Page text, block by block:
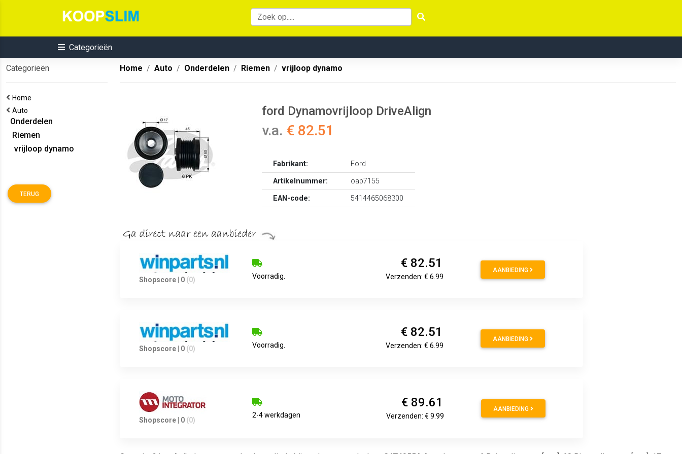
Categorieën
Categorieën
Home
Auto
Onderdelen
Riemen
vrijloop dynamo
TERUG
Home Auto Onderdelen Riemen vrijloop dynamo
ford Dynamovrijloop DriveAlign
v.a. € 82.51
Fabrikant:
Ford
Artikelnummer:
oap7155
EAN-code:
5414465068300
Shopscore | 0 (0) Voorradig.
€ 82.51
Verzenden: € 6.99
AANBIEDING
Shopscore | 0 (0) Voorradig.
€ 82.51
Verzenden: € 6.99
AANBIEDING
Shopscore | 0 (0)
2-4 werkdagen
€ 89.61
Verzenden: € 9.99
AANBIEDING